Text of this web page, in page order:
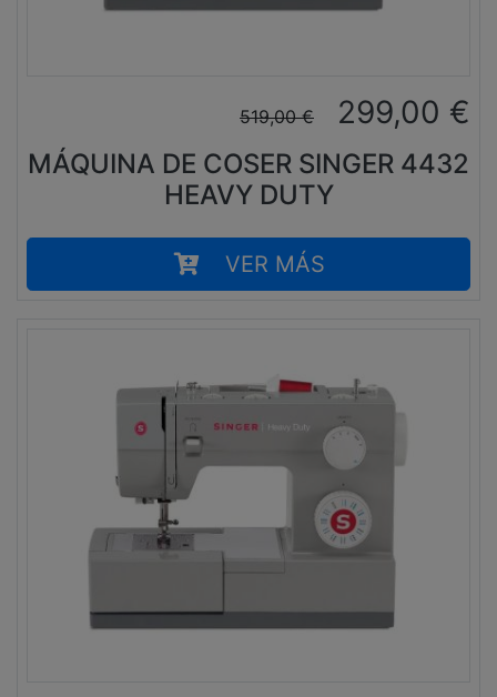
519,00 € 299,00 €
MÁQUINA DE COSER SINGER 4432
HEAVY DUTY
VER MÁS